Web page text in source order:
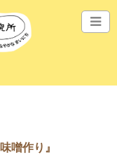
噌作り』